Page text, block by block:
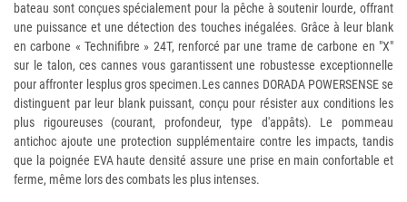
bateau sont conçues spécialement pour la pêche à soutenir lourde, offrant
une puissance et une détection des touches inégalées. Grâce à leur blank
en carbone « Technifibre » 24T, renforcé par une trame de carbone en "X"
sur le talon, ces cannes vous garantissent une robustesse exceptionnelle
pour affronter lesplus gros specimen.Les cannes DORADA POWERSENSE se
distinguent par leur blank puissant, conçu pour résister aux conditions les
plus rigoureuses (courant, profondeur, type d'appâts). Le pommeau
antichoc ajoute une protection supplémentaire contre les impacts, tandis
que la poignée EVA haute densité assure une prise en main confortable et
ferme, même lors des combats les plus intenses.